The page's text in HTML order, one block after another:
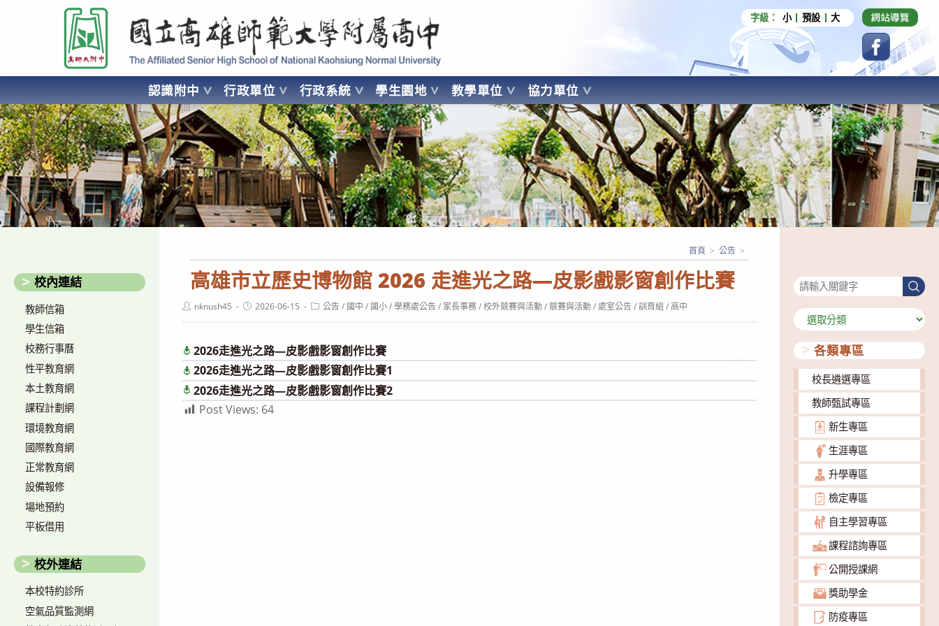
要
容
國立高雄師範大學附屬高級中學 Affiliated Senior High School of National Kaohsiung Normal University
字級： 小 預設 大
認識附中 行政單位 行政系統 學生園地 教學單位 協力單位
AFFILIATED SENIOR HIGH SCHOOL OF NATIONAL KAOHSIUNG NORMAL UNIVERSITY
高雄市立歷史博物館 2026 走進光之路—皮影戲影窗創作比賽
首頁 > 公告 >
Postnknush45
Post2026-06-15
Post公告 / 國中 / 國小 / 學務處公告 / 家長事務 / 校外競賽與活動 / 競賽與活動 / 處室公告 / 訓育組 / 高中
2026走進光之路—皮影戲影窗創作比賽
2026走進光之路—皮影戲影窗創作比賽1
2026走進光之路—皮影戲影窗創作比賽2
Post Views: 64
校內連結
教師信箱
學生信箱
校務行事曆
性平教育網
本土教育網
課程計劃網
環境教育網
國際教育網
正常教育網
設備報修
場地預約
平板借用
校外連結
本校特約診所
空氣品質監測網
搜
尋
分
類
各類專區
校長遴選專區
教師甄試專區
新生專區
生涯專區
升學專區
檢定專區
自主學習專區
課程諮詢專區
公開授課網
獎助學金
防疫專區